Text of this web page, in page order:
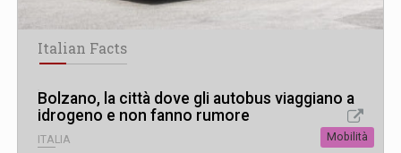
Italian Facts
Bolzano, la città dove gli autobus viaggiano a
idrogeno e non fanno rumore
ITALIA Mobilità